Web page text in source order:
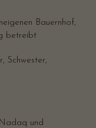
Bauernhof,
betreibt
Schwester,
und